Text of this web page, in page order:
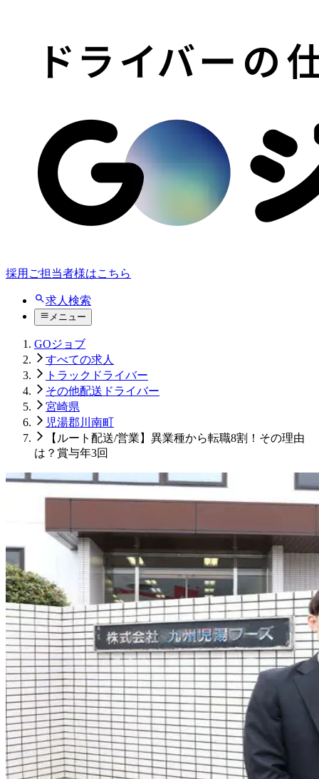
採用ご担当者様はこちら
求人検索
メニュー
GOジョブ
すべての求人
トラックドライバー
その他配送ドライバー
宮崎県
児湯郡川南町
【ルート配送/営業】異業種から転職8割！その理由
は？賞与年3回